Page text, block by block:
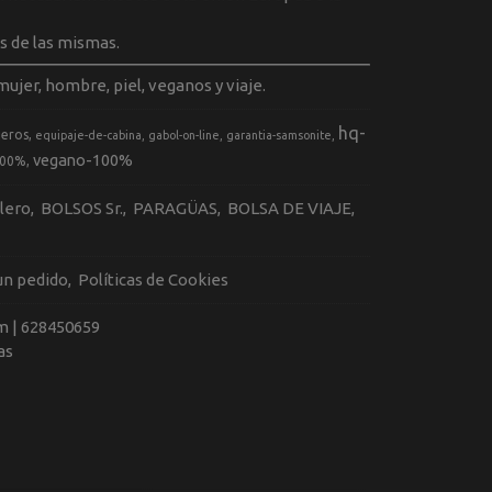
de las mismas.
hombre, piel, veganos y viaje.
equipaje-de-cabina gabol-on-line garantia-samsonite
hq-
vegano-100%
BOLSOS Sr. PARAGÜAS
BOLSA DE VIAJE
pedido Políticas de Cookies
| 628450659